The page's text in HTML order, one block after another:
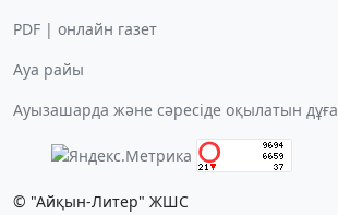
PDF | онлайн газет
Ауа райы
Ауызашарда және сәресіде оқылатын дұға
© "Айқын-Литер" ЖШС